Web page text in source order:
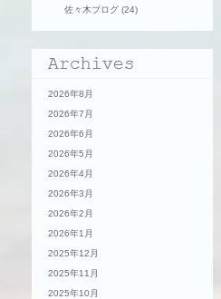
佐々木ブログ (24)
2026年8月
2026年7月
2026年6月
2026年5月
2026年4月
2026年3月
2026年2月
2026年1月
2025年12月
2025年11月
2025年10月